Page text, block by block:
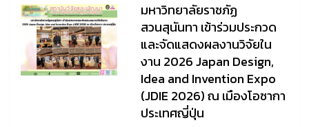
มหาวิทยาลัยราชภัฏ
สวนสุนันทา เข้าร่วมประกวด
และจัดแสดงผลงานวิจัยใน
งาน 2026 Japan Design,
Idea and Invention Expo
(JDIE 2026) ณ เมืองโอซากา
ประเทศญี่ปุ่น